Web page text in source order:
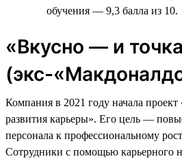
обучения — 9,3 балла из 10.
«Вкусно — и
(экс-
Компания в 2021 году начала
развития карьеры». Его цель —
персонала к профессиональному
Сотрудники с помощью карьерного